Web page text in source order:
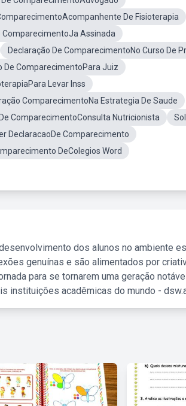
De Fisioterapia
ComparecimentoJa Assinada
Declaração De ComparecimentoNo Curso De
De ComparecimentoPara Juiz
Levar Inss
ComparecimentoNa Estrategia De Saude
ComparecimentoConsulta Nutricionista
DeclaracaoDe Comparecimento
DeColegios Word
dos alunos no ambiente
genuínas e são alimentados por
para se tornarem uma geração
instituições acadêmicas do mundo -